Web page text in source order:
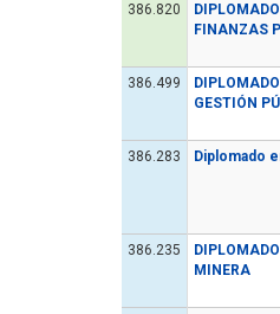
386.820
FINANZAS
386.499
GESTIÓN
386.283 Diplomado
386.235
MINERA